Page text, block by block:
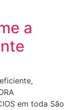
a
em toda São